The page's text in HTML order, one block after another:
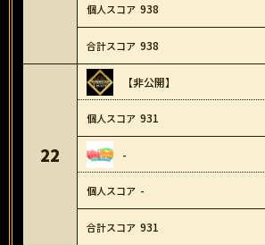
938
938
22
【非公開】
931
-
-
931